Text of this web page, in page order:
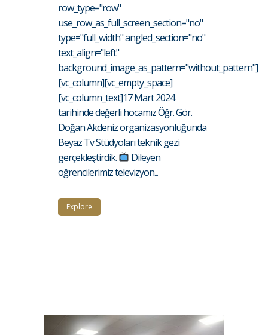
row_type="row"
use_row_as_full_screen_section="no"
type="full_width" angled_section="no"
text_align="left"
background_image_as_pattern="without_pattern"]
[vc_column][vc_empty_space]
[vc_column_text]17 Mart 2024
tarihinde değerli hocamız Öğr. Gör.
Doğan Akdeniz organizasyonluğunda
Beyaz Tv Stüdyoları teknik gezi
gerçekleştirdik.
Dileyen
öğrencilerimiz televizyon...
Explore